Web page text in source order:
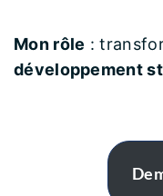
Mon rôle :
développement